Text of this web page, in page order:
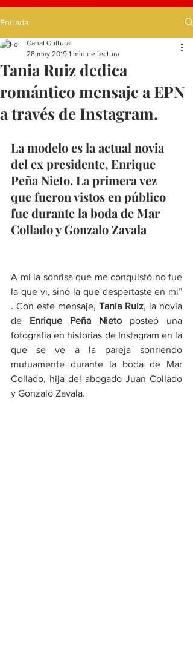
Entrada
Tania Ruiz dedica
romántico mensaje a EPN
a través de Instagram.
Canal Cultural
28 may 2019 1 min de lectura
La modelo es la actual novia
del ex presidente, Enrique
Peña Nieto. La primera vez
que fueron vistos en público
fue durante la boda de Mar
Collado y Gonzalo Zavala
A mi la sonrisa que me conquistó no fue
la que vi, sino la que despertaste en mi”
. Con este mensaje, Tania Ruiz, la novia
de Enrique Peña Nieto posteó una
fotografía en historias de Instagram en la
que se ve a la pareja sonriendo
mutuamente durante la boda de Mar
Collado, hija del abogado Juan Collado
y Gonzalo Zavala.